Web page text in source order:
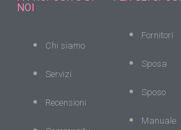
NOI
Chi siamo
Servizi
Recensioni
Fornitori
Sposa
Sposo
Manuale